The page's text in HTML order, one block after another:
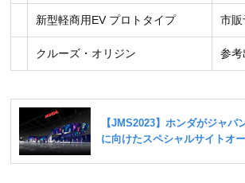
新型軽商用EV プロトタイプ 市販
クルーズ・オリジン 参考